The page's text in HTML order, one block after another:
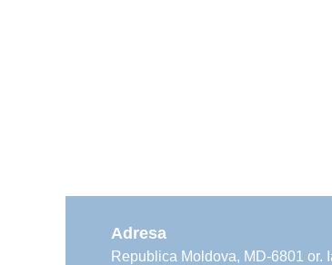
Adresa
Republica Moldova, MD-6801 or.